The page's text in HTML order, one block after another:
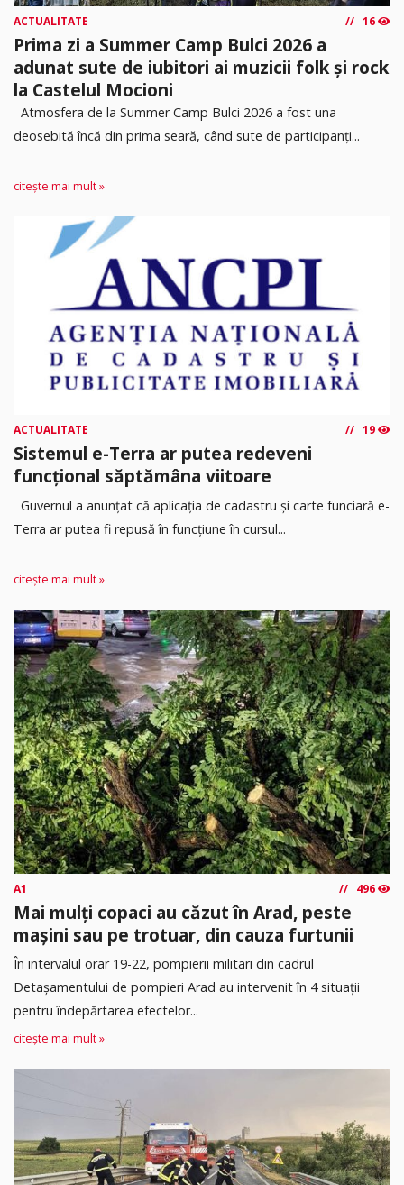
ACTUALITATE 16
Prima zi a Summer Camp Bulci 2026 a
adunat sute de iubitori ai muzicii folk și rock
la Castelul Mocioni
Atmosfera de la Summer Camp Bulci 2026 a fost una
deosebită încă din prima seară, când sute de participanți...
citește mai mult »
ACTUALITATE 19
Sistemul e-Terra ar putea redeveni
funcțional săptămâna viitoare
Guvernul a anunțat că aplicația de cadastru și carte funciară e-
Terra ar putea fi repusă în funcțiune în cursul...
citește mai mult »
A1 496
Mai mulți copaci au căzut în Arad, peste
mașini sau pe trotuar, din cauza furtunii
În intervalul orar 19-22, pompierii militari din cadrul
Detașamentului de pompieri Arad au intervenit în 4 situații
pentru îndepărtarea efectelor...
citește mai mult »